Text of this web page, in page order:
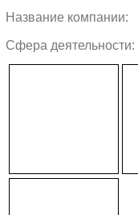
Название компании:
Сфера деятельности: